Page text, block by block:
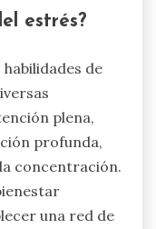
estrés?
de
plena,
profunda,
concentración.
una red de